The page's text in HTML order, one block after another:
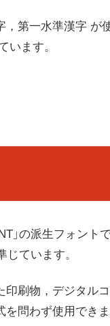
第一水準漢字 が
います。
」の派生フォント
じています。
印刷物，デジタル
問わず使用できま